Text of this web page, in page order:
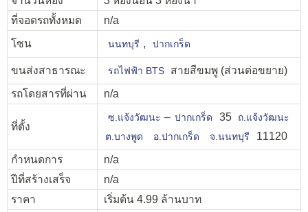
ที่จอดรถทั้งหมด
n/a
โซน
นนทบุรี , ปากเกร็ด
ขนส่งสาธารณะ รถไฟฟ้า BTS
สายสีขมพู (ส่วนต่อขยาย)
รถโดยสารที่ผ่าน
n/a
ที่ตั้ง
ซ.แจ้งวัฒนะ – ปากเกร็ด 35
ถ.แจ้งวัฒนะ
ต.บางพูด
อ.ปากเกร็ด จ.นนทบุรี
11120
กำหนดการ
n/a
ปีที่สร้างเสร็จ
n/a
ราคา
เริ่มต้น 4.99 ล้านบาท